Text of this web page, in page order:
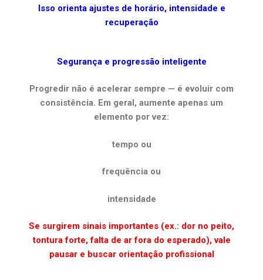
Isso orienta ajustes de horário, intensidade e
recuperação
Segurança e progressão inteligente
Progredir não é acelerar sempre — é evoluir com
consistência. Em geral, aumente apenas um
elemento por vez:
tempo ou
frequência ou
intensidade
Se surgirem sinais importantes (ex.: dor no peito,
tontura forte, falta de ar fora do esperado), vale
pausar e buscar orientação profissional